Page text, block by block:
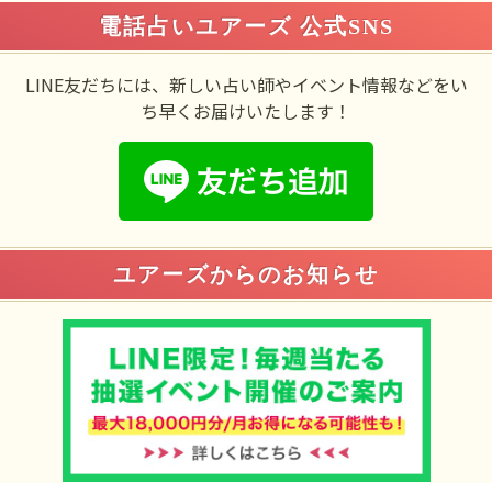
電話占いユアーズ 公式SNS
LINE友だちには、新しい占い師やイベント情報などをい
ち早くお届けいたします！
ユアーズからのお知らせ